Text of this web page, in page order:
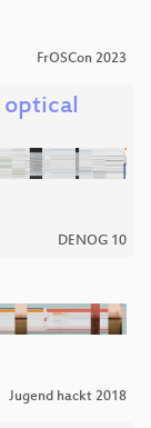
FrOSCon 2023
DENOG 10
Jugend hackt 2018